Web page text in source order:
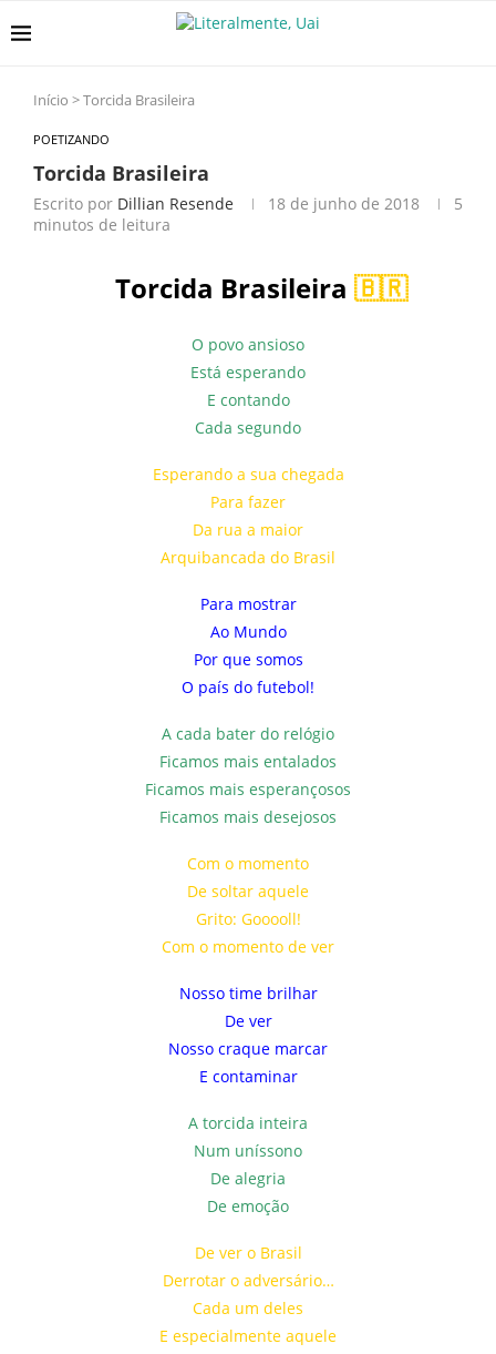
Início >Torcida Brasileira
POETIZANDO
Torcida Brasileira
Escrito por Dillian Resende 18 de junho de 2018
5
minutos de leitura
Torcida Brasileira 🇧🇷
O povo ansioso
Está esperando
E contando
Cada segundo
Esperando a sua chegada
Para fazer
Da rua a maior
Arquibancada do Brasil
Para mostrar
Ao Mundo
Por que somos
O país do futebol!
A cada bater do relógio
Ficamos mais entalados
Ficamos mais esperançosos
Ficamos mais desejosos
Com o momento
De soltar aquele
Grito: Gooooll!
Com o momento de ver
Nosso time brilhar
De ver
Nosso craque marcar
E contaminar
A torcida inteira
Num uníssono
De alegria
De emoção
De ver o Brasil
Derrotar o adversário…
Cada um deles
E especialmente aquele